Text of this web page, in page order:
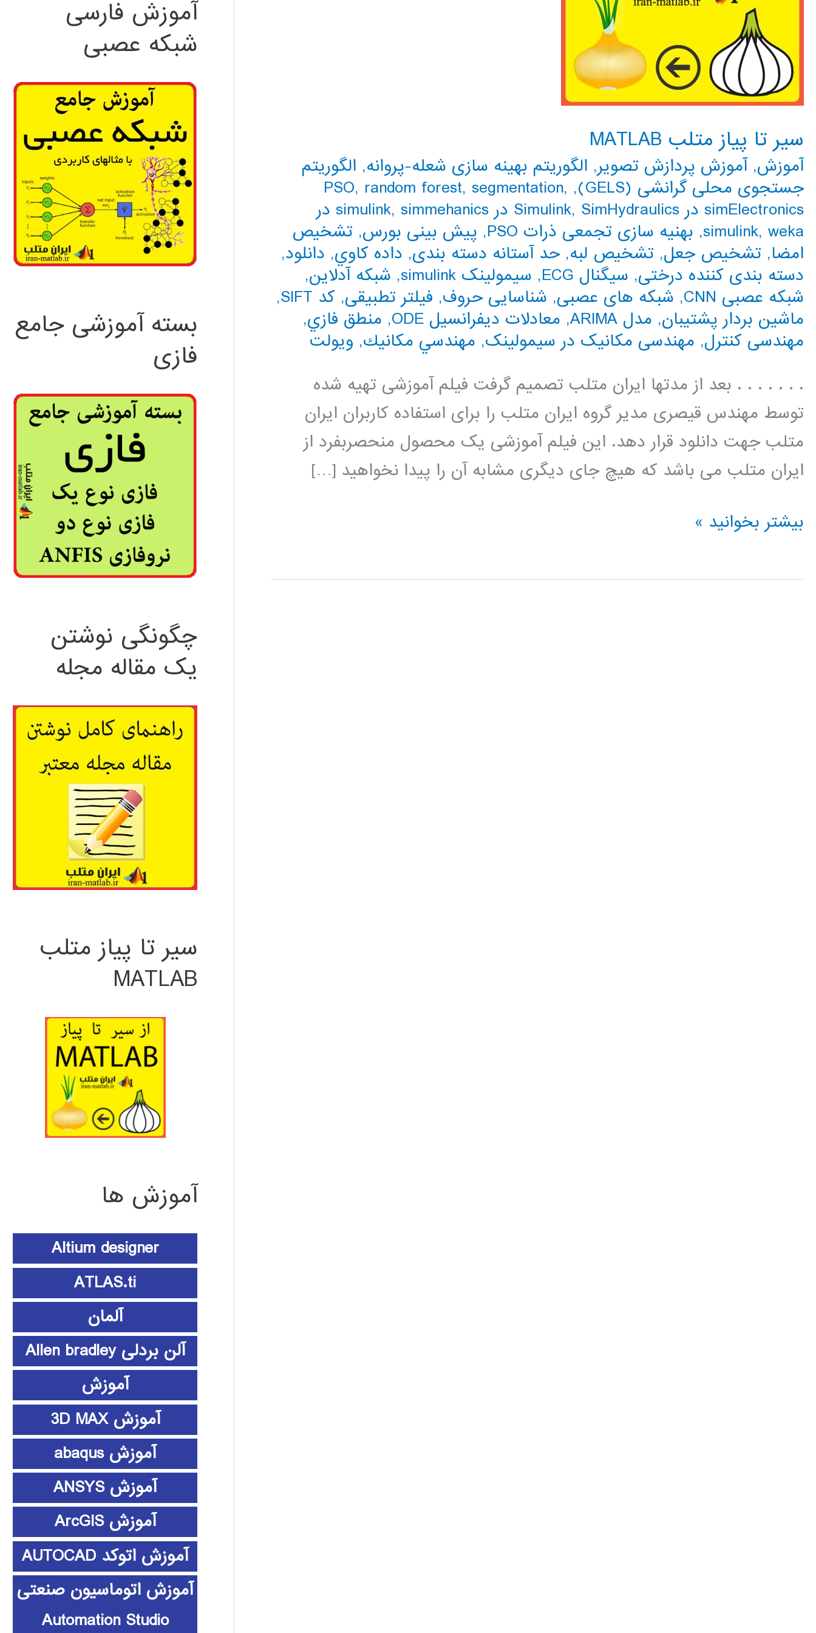
سیر تا پیاز متلب MATLAB
آموزش,آموزش پردازش تصویر, الگوریتم بهینه سازی شعله-پروانه, الگوریتم
جستجوی محلی گرانشی (GELS)
,
PSO, random forest, segmentation,
simElectronics در Simulink
, SimHydraulics در simulink ,
simmehanics در
simulink, weka
, بهنیه سازی تجمعی ذرات PSO , پیش بینی بورس, تشخیص
امضا, تشخیص جعل, تشخیص لبه,حد آستانه دسته بندی, داده كاوي, دانلود,
دسته بندی کننده درختی, سیگنال ECG , سیمولینک simulink , شبکه آدلاین,
شبکه عصبی CNN
, شبکه های عصبی, شناسایی حروف, فیلتر تطبیقی, کد SIFT
,
ماشین بردار پشتیبان, مدل ARIMA , معادلات دیفرانسیل ODE , منطق فازي,
مهندسی کنترل, مهندسی مکانیک در سیمولینک, مهندسي مكانيك, ویولت
. . . . . . . بعد از مدتها ایران متلب تصمیم گرفت فیلم آموزشی تهیه شده
توسط مهندس قیصری مدیر گروه ایران متلب را برای استفاده کاربران ایران
متلب جهت دانلود قرار دهد. این فیلم آموزشی یک محصول منحصربفرد از
ایران متلب می باشد که هیچ جای دیگری مشابه آن را پیدا نخواهید […]
سیر
پیاز
بیشتر بخوانید »
آموزش فارسی
شبکه عصبی
بسته آموزشی جامع
فازی
چگونگی نوشتن
یک مقاله مجله
سیر تا پیاز متلب
MATLAB
آموزش ها
Altium designer
ATLAS.ti
آلمان
آلن بردلی Allen bradley
آموزش
آموزش 3D MAX
آموزش abaqus
آموزش ANSYS
آموزش ArcGIS
آموزش اتوکد AUTOCAD
آموزش اتوماسیون صنعتی
Automation Studio